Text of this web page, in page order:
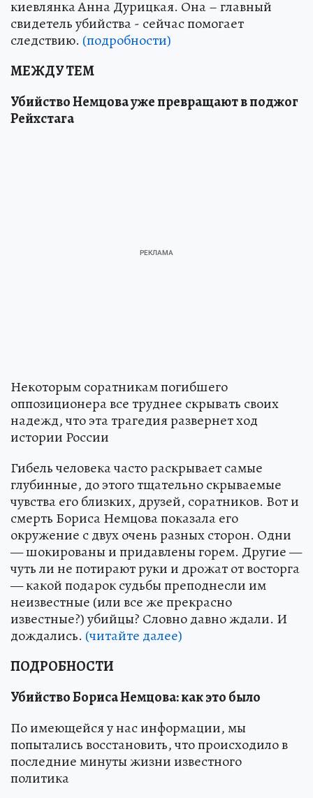
киевлянка Анна Дурицкая. Она – главный
свидетель убийства - сейчас помогает
следствию. (подробности)
МЕЖДУ ТЕМ
Убийство Немцова уже превращают в поджог
Рейхстага
Некоторым соратникам погибшего
оппозиционера все труднее скрывать своих
надежд, что эта трагедия развернет ход
истории России
Гибель человека часто раскрывает самые
глубинные, до этого тщательно скрываемые
чувства его близких, друзей, соратников. Вот и
смерть Бориса Немцова показала его
окружение с двух очень разных сторон. Одни
— шокированы и придавлены горем. Другие —
чуть ли не потирают руки и дрожат от восторга
— какой подарок судьбы преподнесли им
неизвестные (или все же прекрасно
известные?) убийцы? Словно давно ждали. И
дождались. (читайте далее)
ПОДРОБНОСТИ
Убийство Бориса Немцова: как это было
По имеющейся у нас информации, мы
попытались восстановить, что происходило в
последние минуты жизни известного
политика